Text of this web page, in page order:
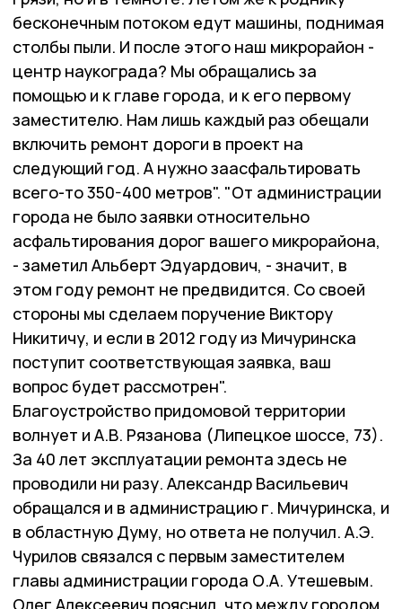
бесконечным потоком едут машины, поднимая
столбы пыли. И после этого наш микрорайон -
центр наукограда? Мы обращались за
помощью и к главе города, и к его первому
заместителю. Нам лишь каждый раз обещали
включить ремонт дороги в проект на
следующий год. А нужно заасфальтировать
всего-то 350-400 метров". "От администрации
города не было заявки относительно
асфальтирования дорог вашего микрорайона,
- заметил Альберт Эдуардович, - значит, в
этом году ремонт не предвидится. Со своей
стороны мы сделаем поручение Виктору
Никитичу, и если в 2012 году из Мичуринска
поступит соответствующая заявка, ваш
вопрос будет рассмотрен".
Благоустройство придомовой территории
волнует и А.В. Рязанова (Липецкое шоссе, 73).
За 40 лет эксплуатации ремонта здесь не
проводили ни разу. Александр Васильевич
обращался и в администрацию г. Мичуринска, и
в областную Думу, но ответа не получил. А.Э.
Чурилов связался с первым заместителем
главы администрации города О.А. Утешевым.
Олег Алексеевич пояснил, что между городом